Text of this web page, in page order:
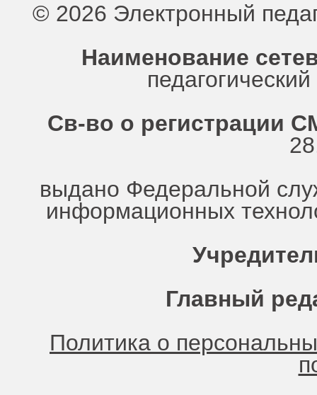
© 2026 Электронный
Наименование
Св-во о регистрации
выдано Федеральной
информационных
Главный
Политика о